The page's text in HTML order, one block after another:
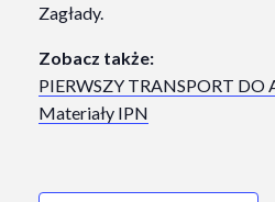
Zagłady.
Zobacz także:
PIERWSZY TRANSPORT DO
Materiały IPN